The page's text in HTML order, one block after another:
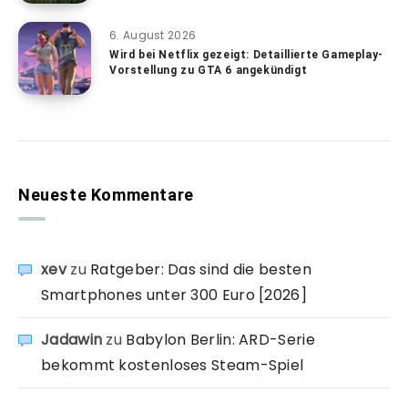
6. August 2026
Wird bei Netflix gezeigt: Detaillierte Gameplay-
Vorstellung zu GTA 6 angekündigt
Neueste Kommentare
xevzu Ratgeber: Das sind die besten
Smartphones unter 300 Euro [2026]
Jadawin zu Babylon Berlin: ARD-Serie
bekommt kostenloses Steam-Spiel